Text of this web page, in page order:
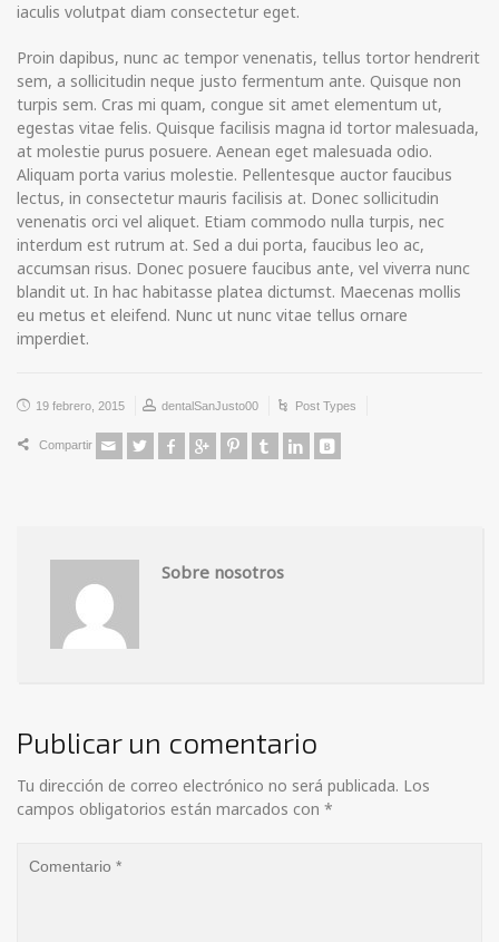
iaculis volutpat diam consectetur eget.
Proin dapibus, nunc ac tempor venenatis, tellus tortor hendrerit
sem, a sollicitudin neque justo fermentum ante. Quisque non
turpis sem. Cras mi quam, congue sit amet elementum ut,
egestas vitae felis. Quisque facilisis magna id tortor malesuada,
at molestie purus posuere. Aenean eget malesuada odio.
Aliquam porta varius molestie. Pellentesque auctor faucibus
lectus, in consectetur mauris facilisis at. Donec sollicitudin
venenatis orci vel aliquet. Etiam commodo nulla turpis, nec
interdum est rutrum at. Sed a dui porta, faucibus leo ac,
accumsan risus. Donec posuere faucibus ante, vel viverra nunc
blandit ut. In hac habitasse platea dictumst. Maecenas mollis
eu metus et eleifend. Nunc ut nunc vitae tellus ornare
imperdiet.
19 febrero, 2015 dentalSanJusto00 Post Types
Compartir
Sobre nosotros
Publicar un comentario
Tu dirección de correo electrónico no será publicada. Los
campos obligatorios están marcados con *